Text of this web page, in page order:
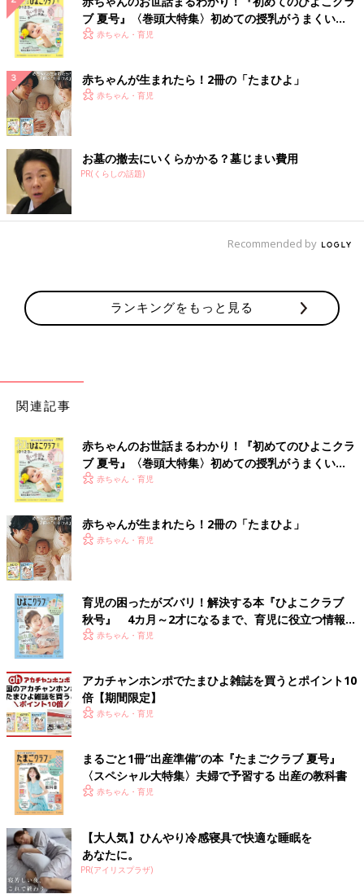
ブ 夏号』〈巻頭大特集〉初めての授乳がうまくい
く！ おっぱい・ミルクの基本と夏のトラブル 解決テ
赤ちゃん・育児
赤ちゃんが生まれたら！2冊の「たまひよ」
赤ちゃん・育児
お墓の撤去にいくらかかる？墓じまい費用
PR(くらしの話題)
Recommended by
ランキングをもっと見る
関連記事
赤ちゃんのお世話まるわかり！『初めてのひよこクラ
ブ 夏号』〈巻頭大特集〉初めての授乳がうまくい
く！ おっぱい・ミルクの基本と夏のトラブル 解決テ
赤ちゃん・育児
赤ちゃんが生まれたら！2冊の「たまひよ」
赤ちゃん・育児
育児の困ったがズバリ！解決する本『ひよこクラブ
秋号』 4カ月～2才になるまで、育児に役立つ情報が
いっぱい！
赤ちゃん・育児
アカチャンホンポでたまひよ雑誌を買うとポイント10
倍【期間限定】
赤ちゃん・育児
まるごと1冊“出産準備”の本『たまごクラブ 夏号』
〈スペシャル大特集〉夫婦で予習する 出産の教科書
赤ちゃん・育児
【大人気】ひんやり冷感寝具で快適な睡眠を
あなたに。
PR(アイリスプラザ)